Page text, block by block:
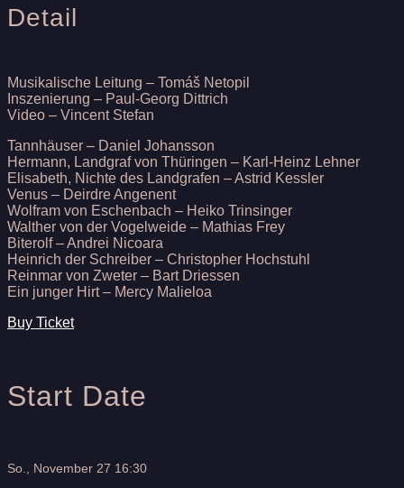
Detail
Musikalische Leitung – Tomáš Netopil
Inszenierung – Paul-Georg Dittrich
Video – Vincent Stefan
Tannhäuser – Daniel Johansson
Hermann, Landgraf von Thüringen – Karl-Heinz Lehner
Elisabeth, Nichte des Landgrafen – Astrid Kessler
Venus – Deirdre Angenent
Wolfram von Eschenbach – Heiko Trinsinger
Walther von der Vogelweide – Mathias Frey
Biterolf – Andrei Nicoara
Heinrich der Schreiber – Christopher Hochstuhl
Reinmar von Zweter – Bart Driessen
Ein junger Hirt – Mercy Malieloa
Buy Ticket
Start Date
So., November 27 16:30